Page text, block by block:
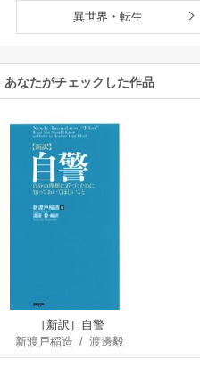
異世界・転生
あなたがチェックした作品
［新訳］自警
新渡戸稲造 / 渡邊毅